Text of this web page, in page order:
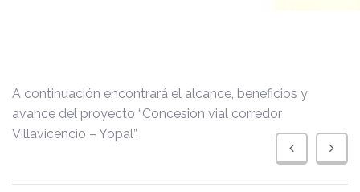
A continuación encontrará el alcance, beneficios y
avance del proyecto “Concesión vial corredor
Villavicencio – Yopal”.